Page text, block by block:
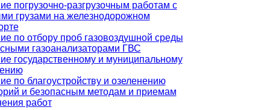
погрузочно-разгрузочным работам с
грузами на железнодорожном
по отбору проб газовоздушной среды
газоанализаторами ГВС
государственному и муниципальному
по благоустройству и озеленению
и безопасным методам и приемам
работ